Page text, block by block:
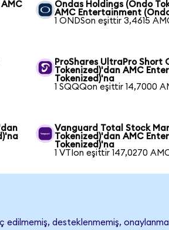
Ondas Holdings (Ondo
AMC Entertainment
1 ONDSon eşittir 3,4615
ProShares UltraPro Short
Tokenized)'dan AMC
Tokenized)'na
1 SQQQon eşittir 14,7000
Vanguard Total Stock
Tokenized)'dan AMC
Tokenized)'na
1 VTIon eşittir 147,0270
edilmemiş, desteklenmemiş,